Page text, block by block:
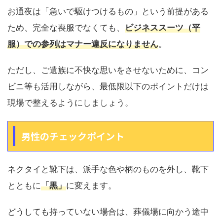
お通夜は「急いで駆けつけるもの」という前提がある
ため、完全な喪服でなくても、 ビジネススーツ（平
服）での参列はマナー違反になりません。
ただし、ご遺族に不快な思いをさせないために、コン
ビニ等も活用しながら、最低限以下のポイントだけは
現場で整えるようにしましょう。
男性のチェックポイント
ネクタイと靴下は、派手な色や柄のものを外し、靴下
とともに「黒」に変えます。
どうしても持っていない場合は、葬儀場に向かう途中